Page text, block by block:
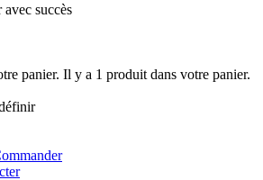
succès
panier. Il y a 1 produit dans votre panier.